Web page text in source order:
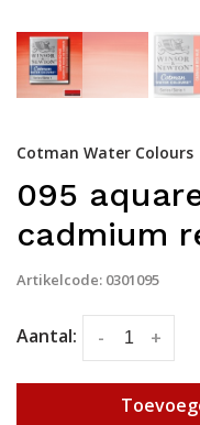
Cotman Water Colours
095
cadmium
Artikelcode: 0301095
Aantal: +
-